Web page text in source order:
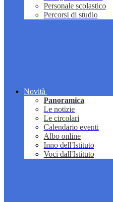
Personale scolastico
Percorsi di studio
Novità
Panoramica
Le notizie
Le circolari
Calendario eventi
Albo online
Inno dell'Istituto
Voci dall'Istituto